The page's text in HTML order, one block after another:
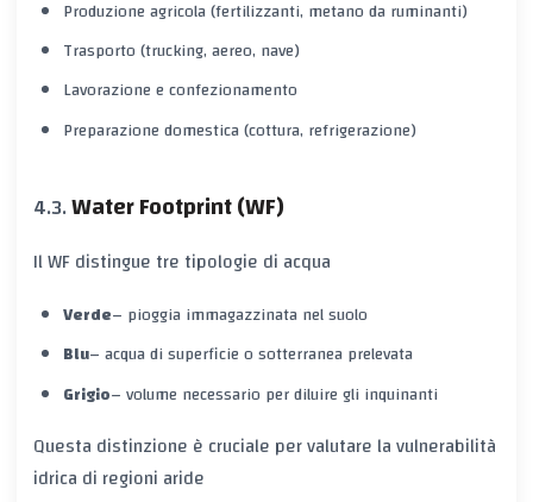
Produzione agricola (fertilizzanti, metano da ruminanti)
Trasporto (trucking, aereo, nave)
Lavorazione e confezionamento
Preparazione domestica (cottura, refrigerazione)
Water Footprint (WF)
Il WF distingue tre tipologie di acqua
Verde– pioggia immagazzinata nel suolo
Blu– acqua di superficie o sotterranea prelevata
Grigio– volume necessario per diluire gli inquinanti
Questa distinzione è cruciale per valutare la vulnerabilità
idrica di regioni aride